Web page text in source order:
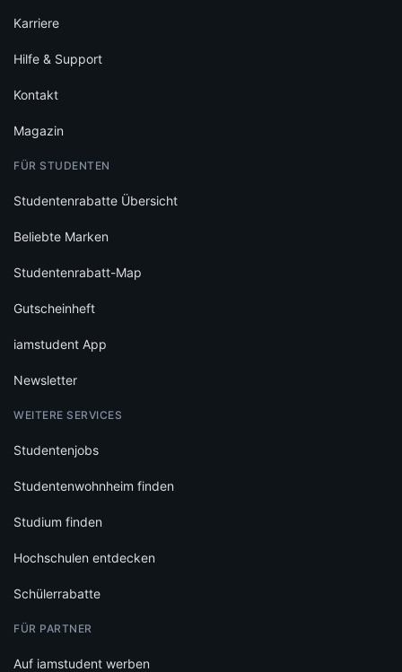
Karriere
Hilfe & Support
Kontakt
Magazin
FÜR STUDENTEN
Studentenrabatte Übersicht
Beliebte Marken
Studentenrabatt-Map
Gutscheinheft
iamstudent App
Newsletter
WEITERE SERVICES
Studentenjobs
Studentenwohnheim finden
Studium finden
Hochschulen entdecken
Schülerrabatte
FÜR PARTNER
Auf iamstudent werben